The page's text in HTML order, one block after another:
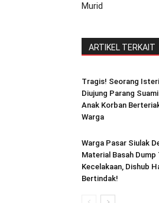
Murid
ARTIKEL TERKAIT
Tragis! Seorang
Diujung Parang
Anak Korban
Warga
Warga Pasar Siulak
Material Basah
Kecelakaan, Dishub
Bertindak!